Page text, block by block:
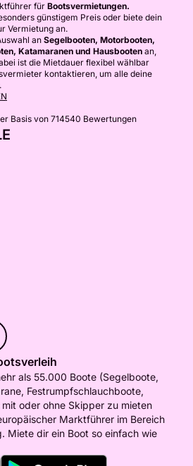
für Bootsvermietungen.
günstigem Preis oder biete dein
Vermietung an.
an Segelbooten, Motorbooten,
Katamaranen und Hausbooten an,
ist die Mietdauer flexibel wählbar
kontaktieren, um alle deine
Basis von 714540 Bewertungen
als 55.000 Boote (Segelboote,
Festrumpfschlauchboote,
oder ohne Skipper zu mieten
Marktführer im Bereich
Miete dir ein Boot so einfach wie